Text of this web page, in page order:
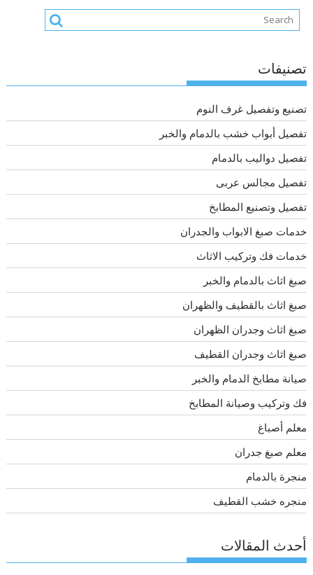
تصنيفات
تصنيع وتفصيل غرف النوم
تفصيل أبواب خشب بالدمام والخبر
تفصيل دواليب بالدمام
تفصيل مجالس عربى
تفصيل وتصنيع المطابخ
خدمات صبغ الابواب والجدران
خدمات فك وتركيب الاثاث
صبغ اثاث بالدمام والخبر
صبغ اثاث بالقطيف والظهران
صبغ اثاث وجدران الظهران
صبغ اثاث وجدران القطيف
صيانة مطابخ الدمام والخبر
فك وتركيب وصيانة المطابخ
معلم أصباغ
معلم صبغ جدران
منجرة بالدمام
منجره خشب القطيف
أحدث المقالات